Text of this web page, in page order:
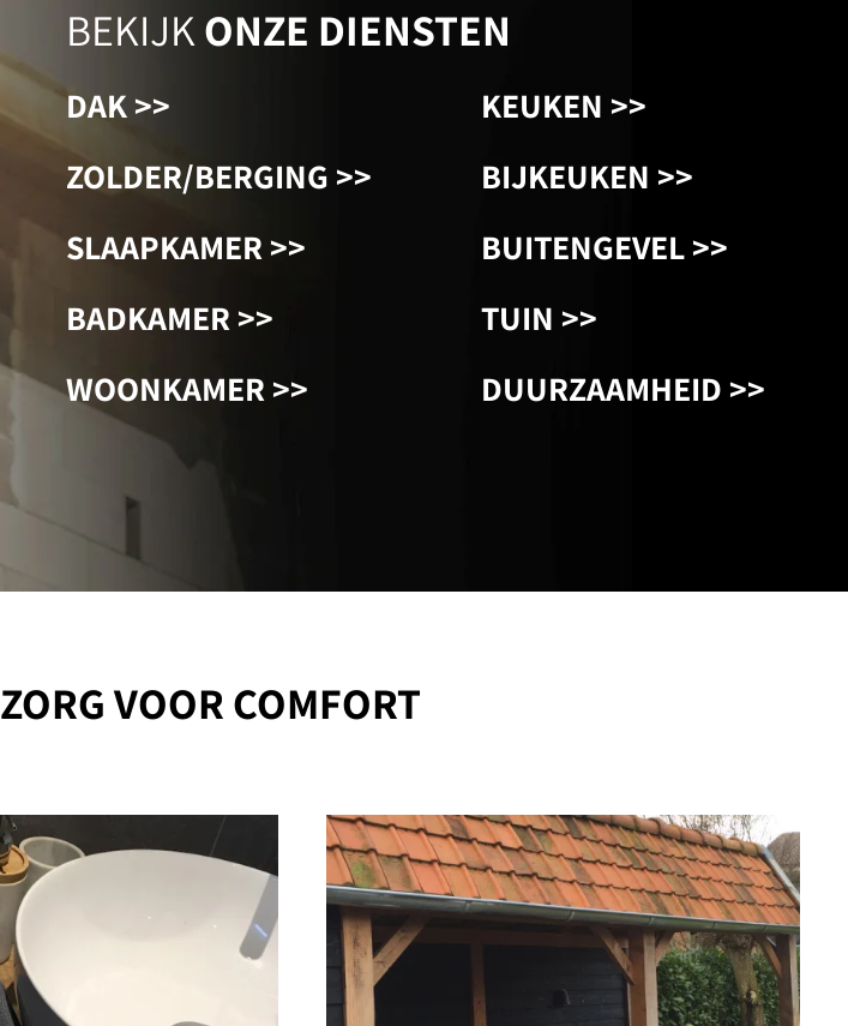
BEKIJKONZE DIENSTEN
DAK >>
ZOLDER/BERGING >>
SLAAPKAMER >>
BADKAMER >>
WOONKAMER >>
KEUKEN >>
BIJKEUKEN >>
BUITENGEVEL >>
TUIN >>
DUURZAAMHEID >>
ZORG VOOR COMFORT